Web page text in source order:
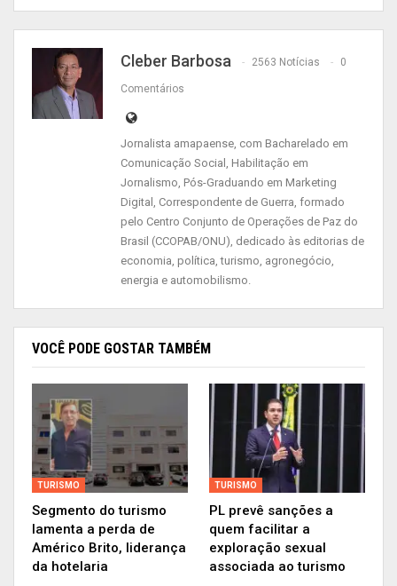
A reportagem entrou em contato com a
enviada à redação deCleberBarbosa.Net
esclareceu que não houve “pane elétrica” no voo
LA3528 (Brasília-Macapá). “A companhia informa
que a aeronave passou por uma queda
momentânea de energia antes do acionamento
dos motores, ainda em solo, sem qualquer
impacto para a segurança da aeronave e de seus
passageiros”, sustenta a companhia no
Latam, após o restabelecimento da energia, o voo
decolou normalmente à 1h30 de hoje (27),
Por fim, a companhia ratifica que realiza
manutenções preventivas em todas as suas
aeronaves, reiterando que a segurança é “um
valor imprescindível e, sobretudo, todas as suas
decisões visam garantir uma operação segura”,
completa a nota da empresa.
Acompanhe vídeo feito por uma
Cleber Barbosa 2563 Notícias 0
Comentários
Jornalista amapaense, com Bacharelado em
Comunicação Social, Habilitação em
Jornalismo, Pós-Graduando em Marketing
Digital, Correspondente de Guerra, formado
pelo Centro Conjunto de Operações de Paz do
Brasil (CCOPAB/ONU), dedicado às editorias de
economia, política, turismo, agronegócio,
energia e automobilismo.
VOCÊ PODE GOSTAR TAMBÉM
TURISMO
Segmento do turismo
lamenta a perda de
Américo Brito, liderança
da hotelaria
TURISMO
PL prevê sanções a
quem facilitar a
exploração sexual
associada ao turismo